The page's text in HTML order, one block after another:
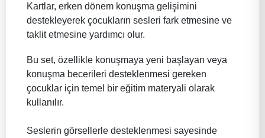
Kartlar, erken dönem konuşma gelişimini
destekleyerek çocukların sesleri fark etmesine ve
taklit etmesine yardımcı olur.
Bu set, özellikle konuşmaya yeni başlayan veya
konuşma becerileri desteklenmesi gereken
çocuklar için temel bir eğitim materyali olarak
kullanılır.
Seslerin görsellerle desteklenmesi sayesinde